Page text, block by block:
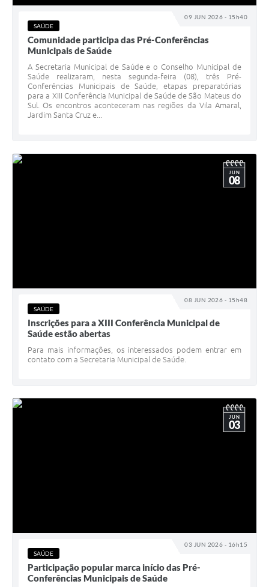
09 JUN 2026 - 15h40
SAÚDE
Comunidade participa das Pré-Conferências
Municipais de Saúde
A Secretaria Municipal de Saúde e o Conselho Municipal de
Saúde realizaram, nesta segunda-feira (08), três Pré-
Conferências Municipais de Saúde, etapas preparatórias
para a XIII Conferência Municipal de Saúde de São Mateus do
Sul. Os encontros aconteceram nas regiões da Vila Amaral,
Jardim Santa Cruz e...
08 JUN 2026 - 15h48
JUN
08
SAÚDE
Inscrições para a XIII Conferência Municipal de
Saúde estão abertas
Para mais informações, os interessados podem entrar em
contato com a Secretaria Municipal de Saúde.
03 JUN 2026 - 16h15
JUN
03
SAÚDE
Participação popular marca início das Pré-
Conferências Municipais de Saúde